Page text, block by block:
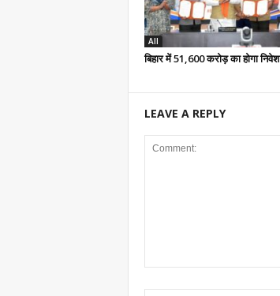
All
बिहार में 51,600 करोड़ का होगा निवेश
LEAVE A REPLY